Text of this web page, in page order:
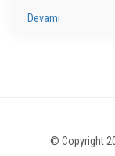
Devamı
© Copyright